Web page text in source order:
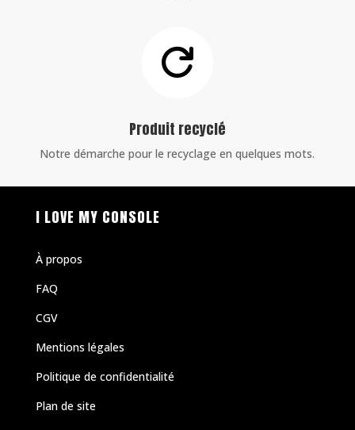

Produit recyclé
Notre démarche pour le recyclage en quelques mots.
I LOVE MY CONSOLE
À propos
FAQ
CGV
Mentions légales
Politique de confidentialité
Plan de site